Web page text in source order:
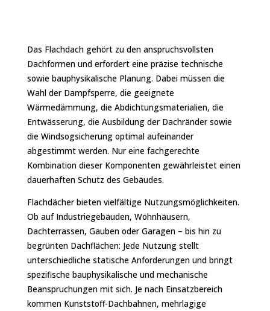
Das Flachdach gehört zu den anspruchsvollsten
Dachformen und erfordert eine präzise technische
sowie bauphysikalische Planung. Dabei müssen die
Wahl der Dampfsperre, die geeignete
Wärmedämmung, die Abdichtungsmaterialien, die
Entwässerung, die Ausbildung der Dachränder sowie
die Windsogsicherung optimal aufeinander
abgestimmt werden. Nur eine fachgerechte
Kombination dieser Komponenten gewährleistet einen
dauerhaften Schutz des Gebäudes.
Flachdächer bieten vielfältige Nutzungsmöglichkeiten.
Ob auf Industriegebäuden, Wohnhäusern,
Dachterrassen, Gauben oder Garagen – bis hin zu
begrünten Dachflächen: Jede Nutzung stellt
unterschiedliche statische Anforderungen und bringt
spezifische bauphysikalische und mechanische
Beanspruchungen mit sich. Je nach Einsatzbereich
kommen Kunststoff-Dachbahnen, mehrlagige